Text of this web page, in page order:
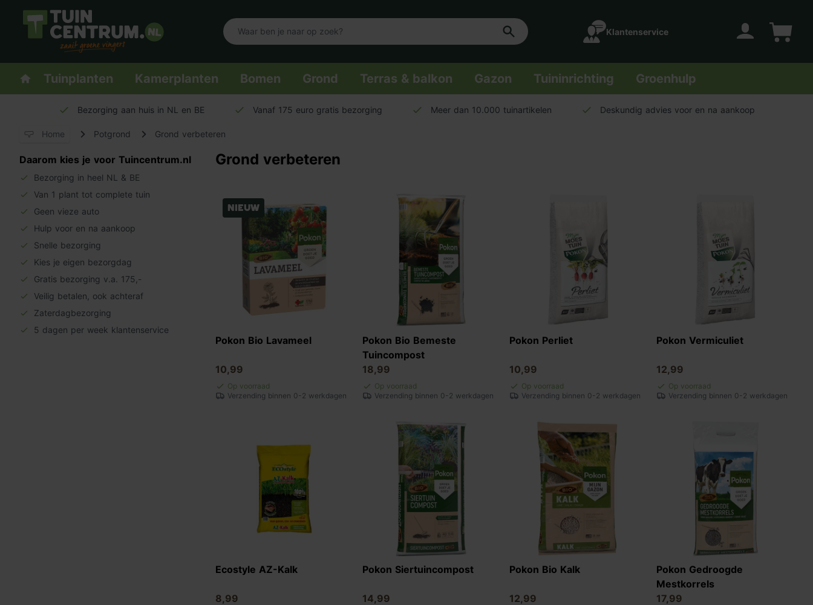
Logo Tuincentrum.nl
Klantenservice
Homepage
Tuinplanten Kamerplanten Bomen Grond Terras & balkon Gazon Tuininrichting Groenhulp
Bezorging aan huis in NL en BE Vanaf 175 euro gratis bezorging Meer dan 10.000 tuinartikelen Deskundig advies voor en na aankoop
Home Potgrond Grond verbeteren
Daarom kies je voor Tuincentrum.nl
Bezorging in heel NL & BE
Van 1 plant tot complete tuin
Geen vieze auto
Hulp voor en na aankoop
Snelle bezorging
Kies je eigen bezorgdag
Gratis bezorging v.a. 175,-
Veilig betalen, ook achteraf
Zaterdagbezorging
5 dagen per week klantenservice
Grond verbeteren
Nieuw
Pokon Bio Lavameel
10,99
Op voorraad
Verzending binnen 0-2 werkdagen
Pokon Bio Bemeste
Tuincompost
18,99
Op voorraad
Verzending binnen 0-2 werkdagen
Pokon Perliet
10,99
Op voorraad
Verzending binnen 0-2 werkdagen
Pokon Vermiculiet
12,99
Op voorraad
Verzending binnen 0-2 werkdagen
Ecostyle AZ-Kalk
8,99
Pokon Siertuincompost
14,99
Pokon Bio Kalk
12,99
Pokon Gedroogde
Mestkorrels
17,99